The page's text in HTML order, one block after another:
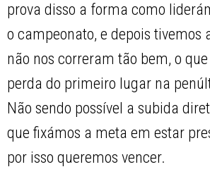
prova disso a forma como
o campeonato, e depois tivemos
não nos correram tão bem, o
perda do primeiro lugar na
Não sendo possível a subida
que fixámos a meta em estar
por isso queremos vencer.